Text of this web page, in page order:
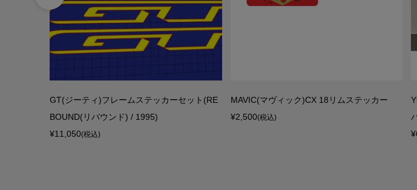
GT(ジーティ)フレームステッカーセット(RE
BOUND(リバウンド) / 1995)
¥11,050(税込)
MAVIC(マヴィック)CX 18リムステッカー
¥2,500(税込)